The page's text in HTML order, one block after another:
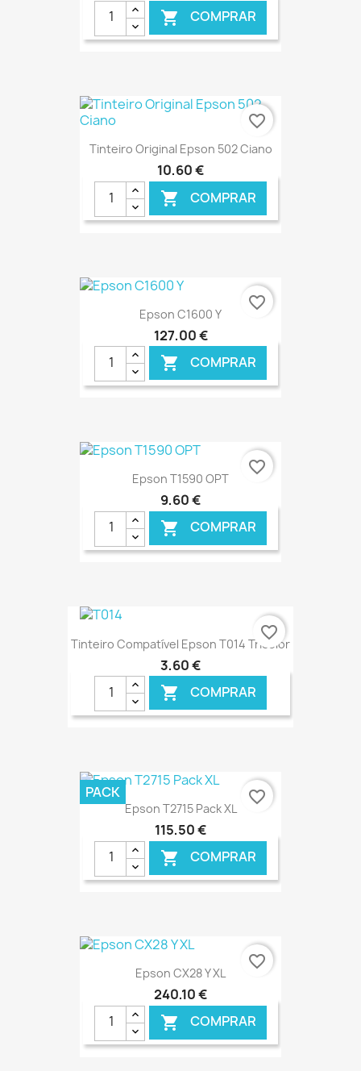
 COMPRAR
€ ONLINE
Tinteiro Original Epson 502 Ciano
10,60 €
 COMPRAR
favorite_border
Epson C1600 Y
127,00 €
 COMPRAR
€ ONLINE
favorite_border
Epson T1590 OPT
9,60 €
 COMPRAR
€ ONLINE
favorite_border
Tinteiro Compatível Epson T014 Tricolor
3,60 €
 COMPRAR
€ ONLINE
favorite_border
Epson T2715 Pack XL
115,50 €
 COMPRAR
€ ONLINE
PACK favorite_border
Epson CX28 Y XL
240,10 €
 COMPRAR
favorite_border